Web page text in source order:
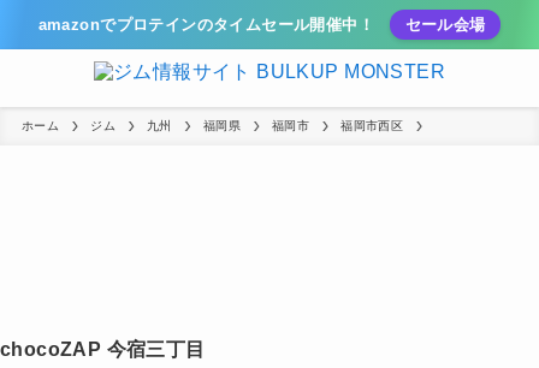
amazonでプロテインのタイムセール開催中！ セール会場
ホーム ジム 九州 福岡県 福岡市 福岡市西区
chocoZAP 今宿三丁目